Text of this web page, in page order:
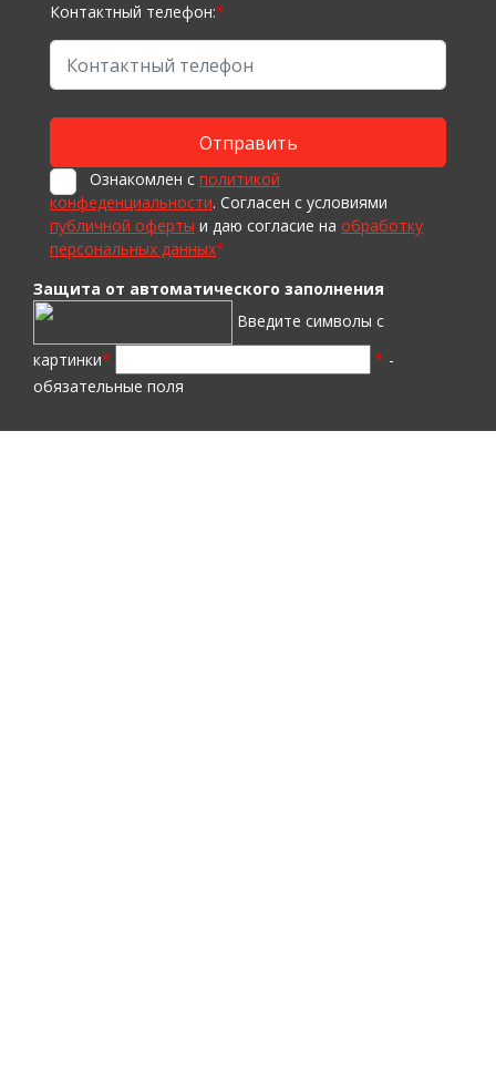
Контактный телефон:*
Ознакомлен с политикой
конфеденциальности. Согласен с условиями
публичной оферты и даю согласие на обработку
персональных данных*
Защита от автоматического заполнения
Введите символы с
картинки* * -
обязательные поля